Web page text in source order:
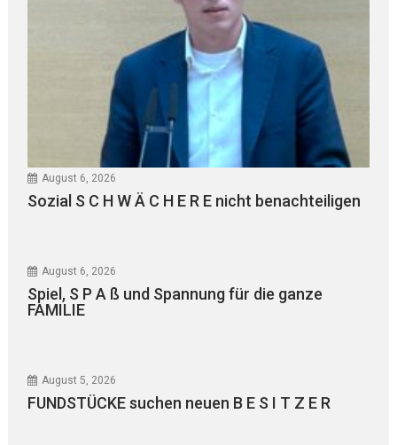
August 6, 2026
Sozial S C H W Ä C H E R E nicht benachteiligen
August 6, 2026
Spiel, S P A ß und Spannung für die ganze
FAMILIE
August 5, 2026
FUNDSTÜCKE suchen neuen B E S I T Z E R